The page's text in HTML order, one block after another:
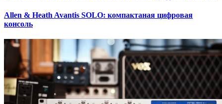
Allen & Heath Avantis SOLO: компактаная цифровая
консоль